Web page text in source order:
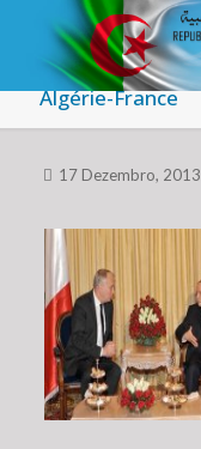
Algérie-France
17 Dezembro, 2013